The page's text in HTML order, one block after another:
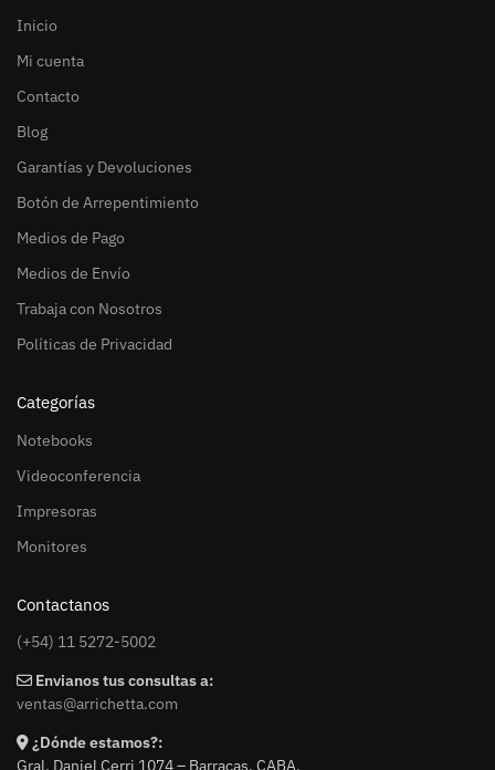
Inicio
Mi cuenta
Contacto
Blog
Garantías y Devoluciones
Botón de Arrepentimiento
Medios de Pago
Medios de Envío
Trabaja con Nosotros
Políticas de Privacidad
Categorías
Notebooks
Videoconferencia
Impresoras
Monitores
Contactanos
(+54) 11 5272-5002
Envianos tus consultas a:
ventas@arrichetta.com
¿Dónde estamos?:
Gral. Daniel Cerri 1074 – Barracas. CABA.